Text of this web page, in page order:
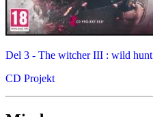
Del 3 - The witcher III : wild hunt
CD Projekt